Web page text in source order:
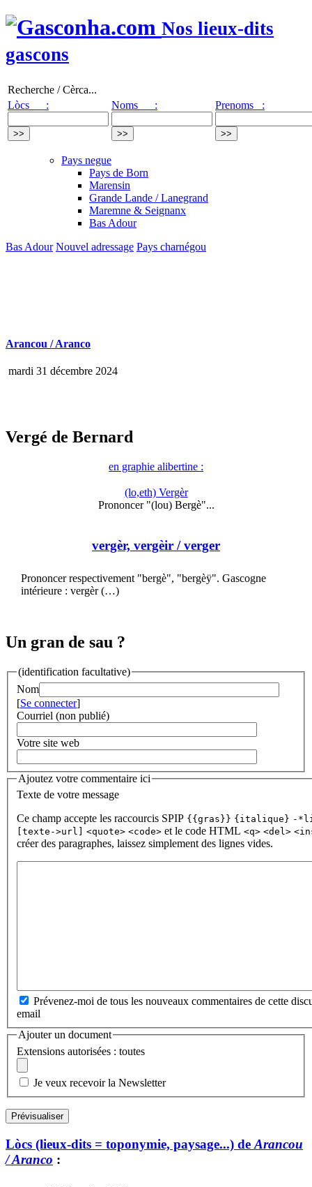
Nos lieux-dits
gascons
Recherche / Cèrca...
Lòcs :
Noms : Prenoms :
Pays negue
Pays de Born
Marensin
Grande Lande / Lanegrand
Maremne & Seignanx
Bas Adour
Bas Adour Nouvel adressage Pays charnégou
Arancou / Aranco
mardi 31 décembre 2024
Vergé de Bernard
en graphie alibertine :
(lo,eth) Vergèr
Prononcer "(lou) Bergè"...
vergèr, vergèir / verger
Prononcer respectivement "bergè", "bergèÿ". Gascogne
intérieure : vergèr (…)
Un gran de sau ?
(identification facultative)
Nom
[Se connecter]
Courriel (non publié)
Votre site web
Ajoutez votre commentaire ici
Texte de votre message
Ce champ accepte les raccourcis SPIP {{gras}} {italique} -
[texte->url]
<quote> <code> et le code HTML <q> <del>
créer des paragraphes, laissez simplement des lignes vides.
Prévenez-moi de tous les nouveaux commentaires de cette
email
Ajouter un document
Extensions autorisées : toutes
Je veux recevoir la Newsletter
Lòcs (lieux-dits = toponymie, paysage...) de Arancou
/ Aranco :